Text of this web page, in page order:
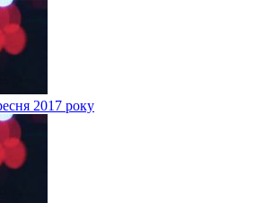
2017 року